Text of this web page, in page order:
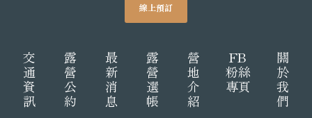
線上預訂
交
通
資
訊
露
營
公
約
最
新
消
息
露
營
選
帳
營
地
介
紹
FB
粉絲
專頁
關
於
我
們